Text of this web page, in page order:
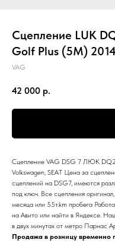
Сцепление LUK
Golf Plus (5M) 2014
VAG
42 000 р.
Сцепление VAG DSG 7 ЛЮК
Volkswagen, SEAT Цена за
сцеплений на DSG7, имеются
под ключ. Все сцепления
месяца или 55т.km пробега
на Авито или найти в Яндексе.
в двух минутах от метро Парнас
Продажа в розницу временно